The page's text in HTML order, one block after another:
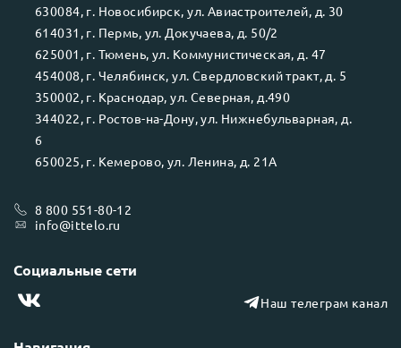
630084, г. Новосибирск, ул. Авиастроителей, д. 30
614031 , г. Пермь, ул. Докучаева, д. 50/2
625001 , г. Тюмень, ул. Коммунистическая, д. 47
454008, г. Челябинск, ул. Свердловский тракт, д. 5
350002, г. Краснодар, ул. Северная, д.490
344022, г. Ростов-на-Дону, ул. Нижнебульварная, д.
6
650025, г. Кемерово, ул. Ленина, д. 21А
8 800 551-80-12
info@ittelo.ru
Социальные сети
Наш телеграм канал